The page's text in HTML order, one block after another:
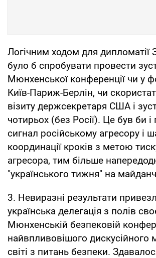
Логічним ходом для дипломатії
було б спробувати провести
Мюнхенської конференції чи у
Київ-Париж-Берлін, чи
візиту держсекретаря США і
чотирьох (без Росії). Це був би
сигнал російському агресору і
координації кроків з метою
агресора, тим більше
"українського тижня" на
3. Невиразні результати
українська делегація з полів
Мюнхенській безпековій
найвпливовішого дискусійного
світі з питань безпеки.